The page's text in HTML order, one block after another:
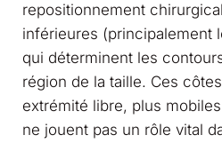
repositionnement
inférieures (principalement
qui déterminent les
région de la taille. Ces
extrémité libre, plus
ne jouent pas un rôle vital